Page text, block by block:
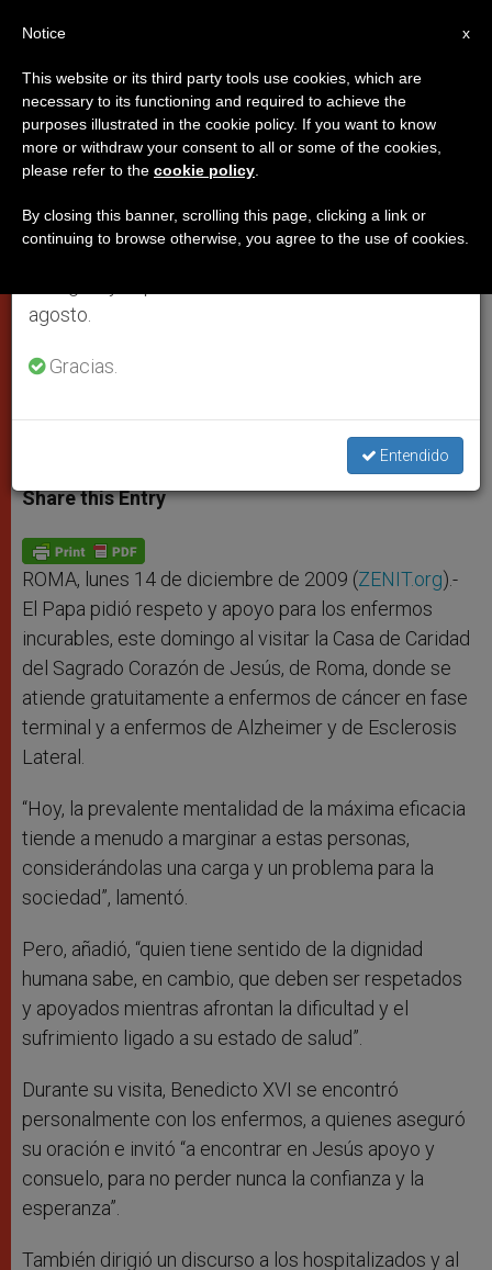
Benedicto XVI pide respeto y
apoyo a los enfermos incurables
de Roma que ofrece cuidados
paliativos
VATICANO
t
s
p
p
s
e
g
e
r
e
b
o
k
t r
Share this Entry
ROMA, lunes 14 de diciembre de 2009 (ZENIT.org).-
El Papa pidió respeto y apoyo para los enfermos
incurables, este domingo al visitar la Casa de Caridad
del Sagrado Corazón de Jesús, de Roma, donde se
atiende gratuitamente a enfermos de cáncer en fase
terminal y a enfermos de Alzheimer y de Esclerosis
Lateral.
“Hoy, la prevalente mentalidad de la máxima eficacia
tiende a menudo a marginar a estas personas,
considerándolas una carga y un problema para la
sociedad”, lamentó.
Pero, añadió, “quien tiene sentido de la dignidad
humana sabe, en cambio, que deben ser respetados
y apoyados mientras afrontan la dificultad y el
sufrimiento ligado a su estado de salud”.
Durante su visita, Benedicto XVI se encontró
personalmente con los enfermos, a quienes aseguró
su oración e invitó “a encontrar en Jesús apoyo y
consuelo, para no perder nunca la confianza y la
esperanza”.
También dirigió un discurso a los hospitalizados y al
×
Aviso importante
Del 27 de julio al 7 de agosto haremos la pausa
anual, aprovechando que en el periodo de verano
se generan menos informaciones y también el
agosto.
Gracias.
Entendido
x
Notice
This website or its third party tools use cookies, which are
necessary to its functioning and required to achieve the
purposes illustrated in the cookie policy. If you want to know
more or withdraw your consent to all or some of the cookies,
please refer to the cookie policy
By closing this banner, scrolling this page, clicking a link or
continuing to browse otherwise, you agree to the use of cookies.